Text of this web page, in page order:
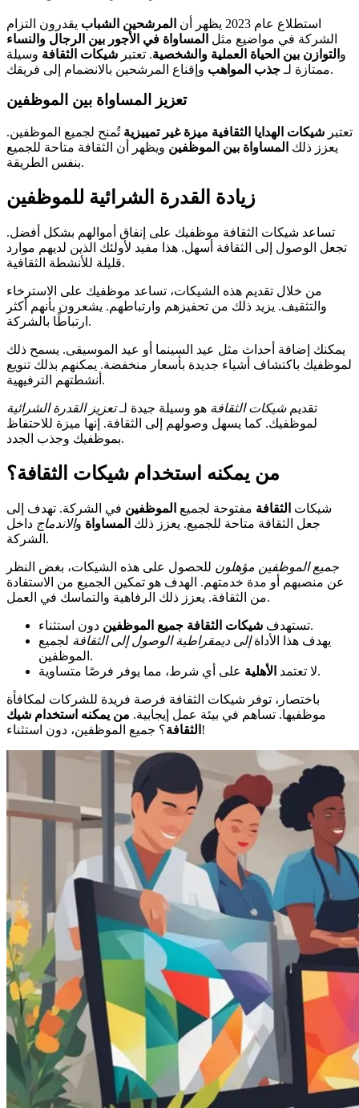
استطلاع عام 2023 يظهر أن المرشحين الشباب يقدرون التزام
الشركة في مواضيع مثل المساواة في الأجور بين الرجال والنساء
و التوازن بين الحياة العملية والشخصية. تعتبر شيكات الثقافة وسيلة
ممتازة لـ جذب المواهب وإقناع المرشحين بالانضمام إلى فريقك.
تعزيز المساواة بين الموظفين
تعتبر شيكات الهدايا الثقافية ميزة غير تمييزية تُمنح لجميع الموظفين.
يعزز ذلك المساواة بين الموظفين ويظهر أن الثقافة متاحة للجميع
بنفس الطريقة.
زيادة القدرة الشرائية للموظفين
تساعد شيكات الثقافة موظفيك على إنفاق أموالهم بشكل أفضل.
تجعل الوصول إلى الثقافة أسهل. هذا مفيد لأولئك الذين لديهم موارد
قليلة للأنشطة الثقافية.
من خلال تقديم هذه الشيكات، تساعد موظفيك على الاسترخاء
والتثقيف. يزيد ذلك من تحفيزهم وارتباطهم. يشعرون بأنهم أكثر
ارتباطًا بالشركة.
يمكنك إضافة أحداث مثل عيد السينما أو عيد الموسيقى. يسمح ذلك
لموظفيك باكتشاف أشياء جديدة بأسعار منخفضة. يمكنهم بذلك تنويع
أنشطتهم الترفيهية.
تقديمشيكات الثقافة هو وسيلة جيدة لـتعزيز القدرة الشرائية
لموظفيك. كما يسهل وصولهم إلى الثقافة. إنها ميزة للاحتفاظ
بموظفيك وجذب الجدد.
من يمكنه استخدام شيكات الثقافة؟
شيكات الثقافة مفتوحة لجميع الموظفين في الشركة. تهدف إلى
جعل الثقافة متاحة للجميع. يعزز ذلك المساواة والاندماج داخل
الشركة.
جميع الموظفين مؤهلون للحصول على هذه الشيكات، بغض النظر
عن منصبهم أو مدة خدمتهم. الهدف هو تمكين الجميع من الاستفادة
من الثقافة. يعزز ذلك الرفاهية والتماسك في العمل.
تستهدف شيكات الثقافة جميع الموظفين
دون استثناء.
يهدف هذا الأداةإلى ديمقراطية الوصول إلى الثقافة لجميع
الموظفين.
لا تعتمد الأهلية على أي شرط، مما يوفر فرصًا متساوية.
باختصار، توفر شيكات الثقافة فرصة فريدة للشركات لمكافأة
موظفيها. تساهم في بيئة عمل إيجابية. من يمكنه استخدام شيك
الثقافة ؟ جميع الموظفين، دون استثناء!